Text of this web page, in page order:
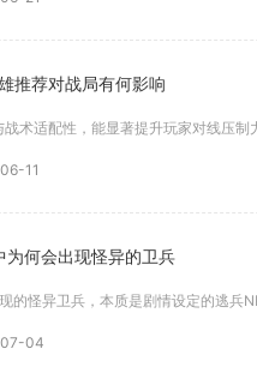
推荐对战局有何影响
11
为何会出现怪异的卫兵
07-04